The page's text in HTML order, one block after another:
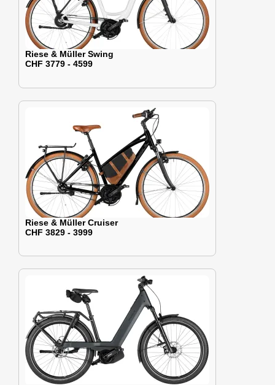
Riese & Müller Swing
CHF 3779 - 4599
Riese & Müller Cruiser
CHF 3829 - 3999